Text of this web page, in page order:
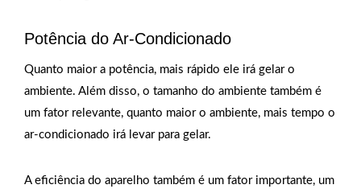
Potência do Ar-Condicionado
Quanto maior a potência, mais rápido ele irá gelar o
ambiente. Além disso, o tamanho do ambiente também é
um fator relevante, quanto maior o ambiente, mais tempo o
ar-condicionado irá levar para gelar.
A eficiência do aparelho também é um fator importante, um